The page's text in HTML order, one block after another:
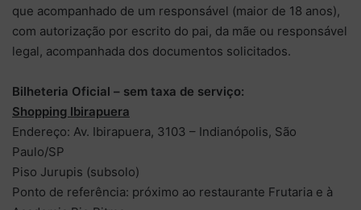
que acompanhado de um responsável (maior de 18 anos),
com autorização por escrito do pai, da mãe ou responsável
legal, acompanhada dos documentos solicitados.
Bilheteria Oficial – sem taxa de serviço:
Shopping Ibirapuera
Endereço: Av. Ibirapuera, 3103 – Indianópolis, São
Paulo/SP
Piso Jurupis (subsolo)
Ponto de referência: próximo ao restaurante Frutaria e à